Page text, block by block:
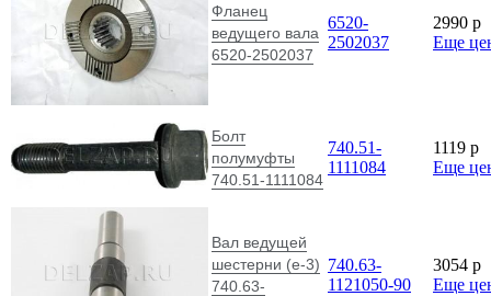
Фланец
ведущего вала
6520-2502037
6520-
2502037
2990 p
Еще
Болт
полумуфты
740.51-1111084
740.51-
1111084
1119 p
Еще
Вал ведущей
шестерни (е-3)
740.63-
740.63-
1121050-90
3054 p
Еще